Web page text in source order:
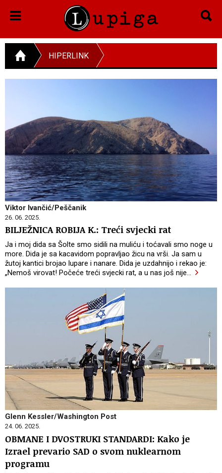
HIPERLINK
Viktor Ivančić/Peščanik
26. 06. 2025.
BILJEŽNICA ROBIJA K.: Treći svjecki rat
Ja i moj dida sa Šolte smo sidili na muliću i toćavali smo noge u
more. Dida je sa kacavidom popravljao žicu na vrši. Ja sam u
žutoj kantici brojao lupare i nanare. Dida je uzdahnijo i rekao je:
„Nemoš virovat! Počeće treći svjecki rat, a u nas još nije…
Glenn Kessler/Washington Post
24. 06. 2025.
OBMANE I DVOSTRUKI STANDARDI: Kako je
Izrael prevario SAD o svom nuklearnom
programu